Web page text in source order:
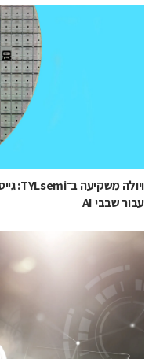
עבור שבבי AI